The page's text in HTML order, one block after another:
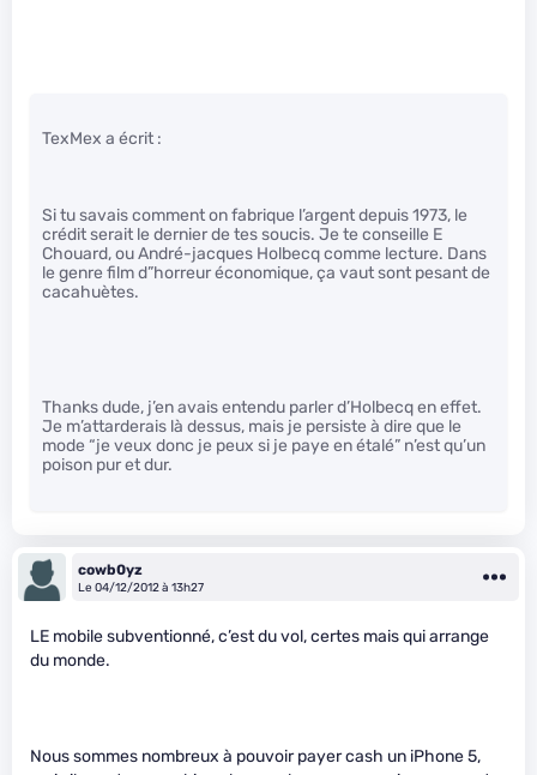
TexMex a écrit :
Si tu savais comment on fabrique l’argent depuis 1973, le
crédit serait le dernier de tes soucis. Je te conseille E
Chouard, ou André-jacques Holbecq comme lecture. Dans
le genre film d”horreur économique, ça vaut sont pesant de
cacahuètes.
Thanks dude, j’en avais entendu parler d’Holbecq en effet.
Je m’attarderais là dessus, mais je persiste à dire que le
mode “je veux donc je peux si je paye en étalé” n’est qu’un
poison pur et dur.
cowb0yz
Le 04/12/2012 à 13h27
LE mobile subventionné, c’est du vol, certes mais qui arrange
du monde.
Nous sommes nombreux à pouvoir payer cash un iPhone 5,